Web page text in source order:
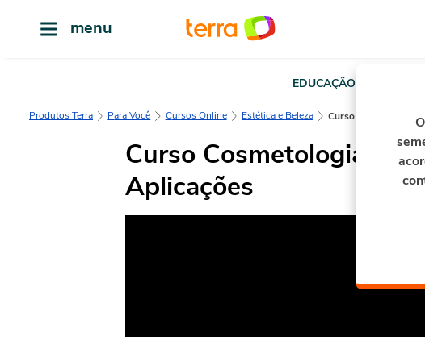
menu
EDUCAÇÃO
Produtos Terra Para Você Cursos Online Estética e Beleza Curso de
Curso Cosmetologia -
Aplicações
O